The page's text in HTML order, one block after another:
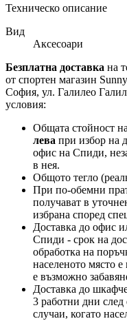
Техническо описание
Вид
Аксесоари
Безплатна доставка на
от спортен магазин
София, ул. Галилео
условия:
Общата стойност
лева при избор на
офис на Спиди,
в нея.
Общото тегло
При по-обемни
получават в
избрана според
Доставка до офис
Спиди - срок на
обработка на
населеното място
е възможно
Доставка до
3 работни дни след
случаи, когато